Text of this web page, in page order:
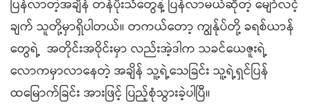
ပြန်လာတဲ့အချိန် တန်ပိုးသံတွေနဲ့ ပြန်လာမယ်ဆိုတဲ့ မျော်လင့်
ချက် သူတို့မှာရှိပါတယ်။ တကယ်တော့ ကျွန်ုပ်တို့ ခရစ်ယာန်
တွေရဲ့ အတိုင်းအဝိုင်းမှာ လည်းအဲ့ဒါက သခင်ယေဇူးရဲ့
လောကမှာလာနေတဲ့ အချိန် သူ့ရဲ့သေခြင်း သူ့ရဲ့ရှင်ပြန်
ထမြောက်ခြင်း အားဖြင့် ပြည့်စုံသွားခဲ့ပါပြီ။